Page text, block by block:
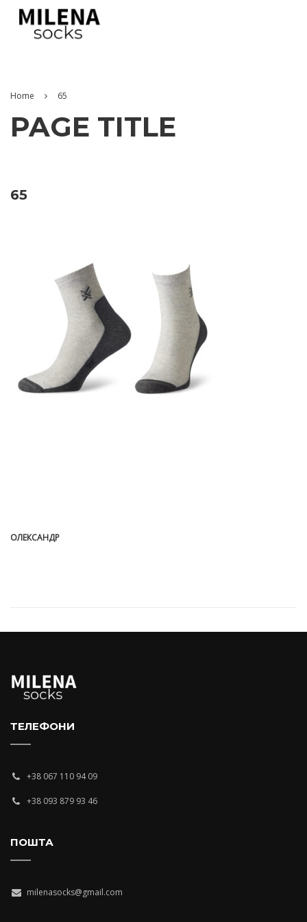
Home 65
PAGE TITLE
65
ОЛЕКСАНДР
ТЕЛЕФОНИ
+38 067 110 94 09
+38 093 879 93 46
ПОШТА
milenasocks@gmail.com